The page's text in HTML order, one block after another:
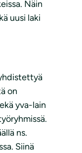
Näin
uusi laki
on
yva-lain
ns.
Siinä